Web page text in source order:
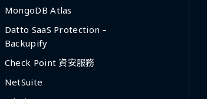
MongoDB Atlas
Datto SaaS Protection –
Backupify
Check Point 資安服務
NetSuite